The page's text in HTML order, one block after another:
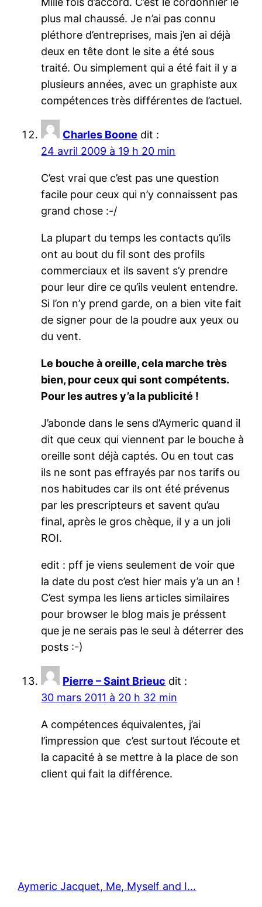
plus mal chaussé. Je n’ai pas connu
pléthore d’entreprises, mais j’en ai déjà
deux en tête dont le site a été sous
traité. Ou simplement qui a été fait il y a
plusieurs années, avec un graphiste aux
compétences très différentes de l’actuel.
Charles Boone dit :
24 avril 2009 à 19 h 20 min
C’est vrai que c’est pas une question
facile pour ceux qui n’y connaissent pas
grand chose :-/
La plupart du temps les contacts qu’ils
ont au bout du fil sont des profils
commerciaux et ils savent s’y prendre
pour leur dire ce qu’ils veulent entendre.
Si l’on n’y prend garde, on a bien vite fait
de signer pour de la poudre aux yeux ou
du vent.
Le bouche à oreille, cela marche très
bien, pour ceux qui sont compétents.
Pour les autres y’a la publicité !
J’abonde dans le sens d’Aymeric quand il
dit que ceux qui viennent par le bouche à
oreille sont déjà captés. Ou en tout cas
ils ne sont pas effrayés par nos tarifs ou
nos habitudes car ils ont été prévenus
par les prescripteurs et savent qu’au
final, après le gros chèque, il y a un joli
ROI.
edit : pff je viens seulement de voir que
la date du post c’est hier mais y’a un an !
C’est sympa les liens articles similaires
pour browser le blog mais je préssent
que je ne serais pas le seul à déterrer des
posts :-)
Pierre – Saint Brieuc dit :
30 mars 2011 à 20 h 32 min
A compétences équivalentes, j’ai
l’impression que c’est surtout l’écoute et
la capacité à se mettre à la place de son
client qui fait la différence.
Aymeric Jacquet, Me, Myself and I…